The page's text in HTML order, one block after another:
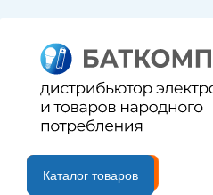
B2B портал
Каталог товаров